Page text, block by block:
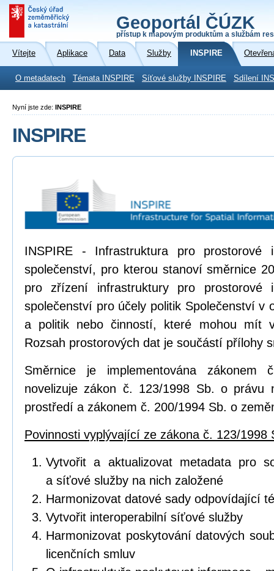
Geoportál ČÚZK
přístup k mapovým produktům a službám
Vítejte Aplikace Data Služby INSPIRE
O metadatech Témata INSPIRE Síťové služby INSPIRE Sdílení
Nyní jste zde: INSPIRE
INSPIRE
INSPIRE - Infrastruktura pro prostorové
společenství, pro kterou stanoví směrnice
pro zřízení infrastruktury pro prostorové
společenství pro účely politik Společenství v
a politik nebo činností, které mohou mít
Rozsah prostorových dat je součástí přílohy
Směrnice je implementována
novelizuje zákon č. 123/1998 Sb. o právu
prostředí a zákonem č. 200/1994 Sb. o
Povinnosti vyplývající ze zákona č. 123/1998
Vytvořit a aktualizovat metadata pro
a síťové služby na nich založené
Harmonizovat datové sady odpovídající
Vytvořit interoperabilní síťové služby
Harmonizovat poskytování datových
licenčních smluv